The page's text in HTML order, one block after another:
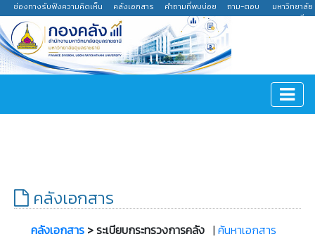
ช่องทางรับฟังความคิดเห็น คลังเอกสาร คำถามที่พบบ่อย ถาม-ตอบ
มหาวิทยาลัย
อุบลราชธานี
คลังเอกสาร
คลังเอกสาร > ระเบียบกระทรวงการคลัง | ค้นหาเอกสาร